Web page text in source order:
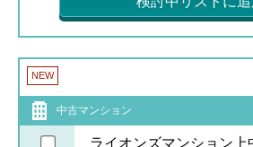
NEW
中古マンション
ライオンズマンション上